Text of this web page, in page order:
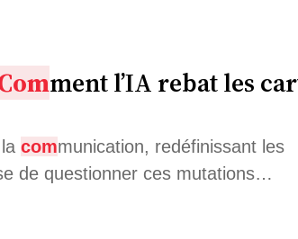
ment l’IA rebat les
communication, redéfinissant les
de questionner ces mutations…